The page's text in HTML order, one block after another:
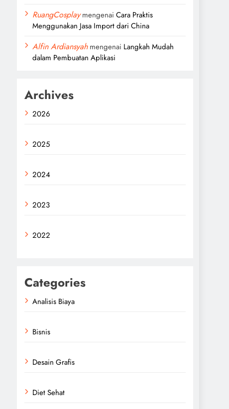
RuangCosplaymengenai Cara Praktis
Menggunakan Jasa Import dari China
Alfin Ardiansyahmengenai Langkah Mudah
dalam Pembuatan Aplikasi
Archives
2026
2025
2024
2023
2022
Categories
Analisis Biaya
Bisnis
Desain Grafis
Diet Sehat